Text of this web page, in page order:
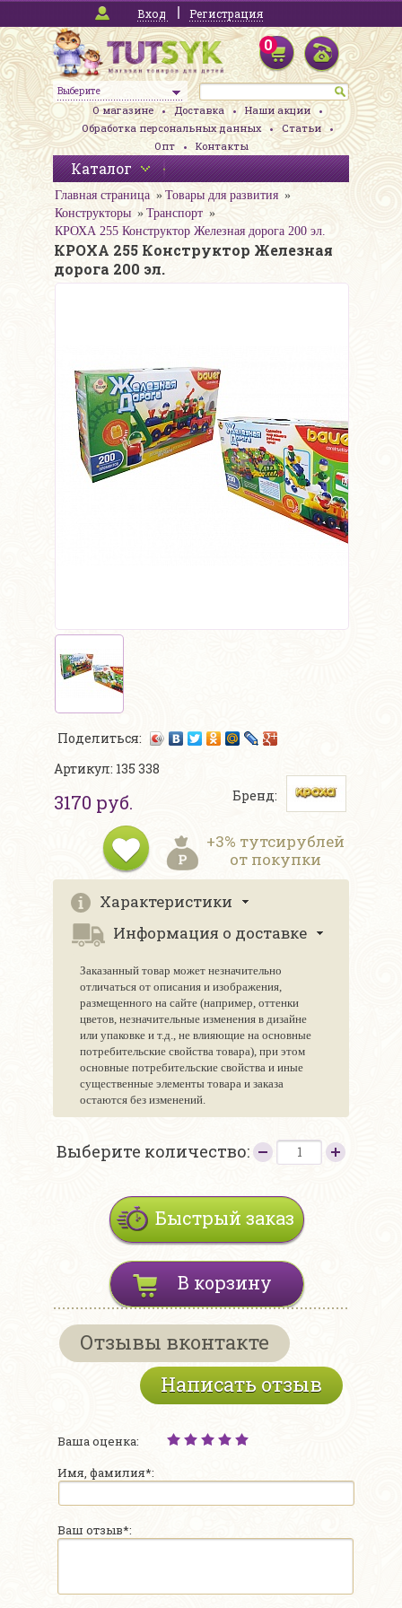
Вход Регистрация
Выберите
0
О магазине Доставка
Наши акции
Обработка персональных данных
Статьи
Опт
Контакты
Каталог
Главная страница
Товары для развития
Конструкторы
Транспорт
КРОХА 255 Конструктор Железная дорога 200 эл.
КРОХА 255 Конструктор Железная
дорога 200 эл.
Поделиться:
Артикул: 135 338
3170 руб. Бренд:
+3% тутсирублей
от покупки
Характеристики
Информация о доставке
Заказанный товар может незначительно
отличаться от описания и изображения,
размещенного на сайте (например, оттенки
цветов, незначительные изменения в дизайне
или упаковке и т.д., не влияющие на основные
потребительские свойства товара), при этом
основные потребительские свойства и иные
существенные элементы товара и заказа
остаются без изменений.
Выберите количество:
Быстрый заказ
В корзину
Отзывы вконтакте
Написать отзыв
Ваша оценка:
Имя, фамилия*:
Ваш отзыв*: